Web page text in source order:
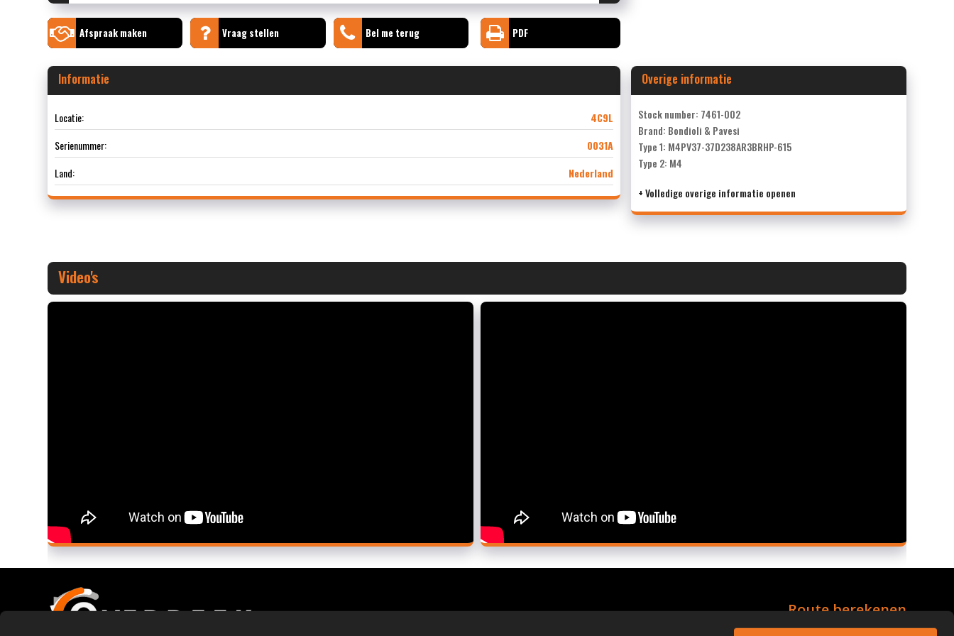
Afspraak maken Vraag stellen Bel me terug PDF
Informatie
Locatie:
4C9L
Serienummer:
0031A
Land:
Nederland
Overige informatie
Stock number: 7461-002
Brand: Bondioli & Pavesi
Type 1: M4PV37-37D238AR3BRHP-615
Type 2: M4
+ Volledige overige informatie openen
Video's
Route berekenen